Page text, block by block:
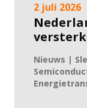
2 juli 2026
Nieuws |